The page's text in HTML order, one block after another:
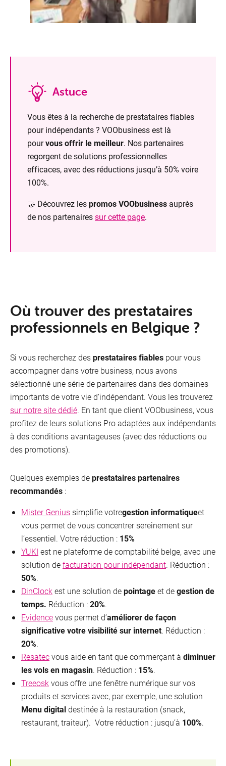
Astuce
Vous êtes à la recherche de prestataires fiables
pour indépendants ? VOObusiness est là
pourvous offrir le meilleur. Nos partenaires
regorgent de solutions professionnelles
efficaces, avec des réductions jusqu’à 50% voire
100%.
🤝 Découvrez lespromos VOObusinessauprès
de nos partenairessur cette page.
Où trouver des prestataires
professionnels en Belgique ?
Si vous recherchez desprestataires fiables pour vous
accompagner dans votre business, nous avons
sélectionné une série de partenaires dans des domaines
importants de votre vie d’indépendant. Vous les trouverez
sur notre site dédié. En tant que client VOObusiness, vous
profitez de leurs solutions Pro adaptées aux indépendants
à des conditions avantageuses (avec des réductions ou
des promotions).
Quelques exemples deprestataires partenaires
recommandés :
Mister Genius simplifie votregestion informatiqueet
vous permet de vous concentrer sereinement sur
l’essentiel. Votre réduction : 15%
YUKI est ne plateforme de comptabilité belge, avec une
solution defacturation pour indépendant. Réduction :
50%.
DinClockest une solution depointageet degestion de
temps. Réduction :20%.
Evidencevous permet d’améliorer de façon
significative votre visibilité sur internet. Réduction :
20%.
Resatecvous aide en tant que commerçant à diminuer
les vols en magasin. Réduction : 15%.
Treeoskvous offre une fenêtre numérique sur vos
produits et services avec, par exemple, une solution
Menu digitaldestinée à la restauration (snack,
restaurant, traiteur). Votre réduction : jusqu’à 100%.